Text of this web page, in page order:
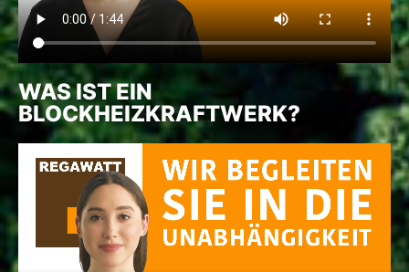
WAS IST EIN
BLOCKHEIZKRAFTWERK?